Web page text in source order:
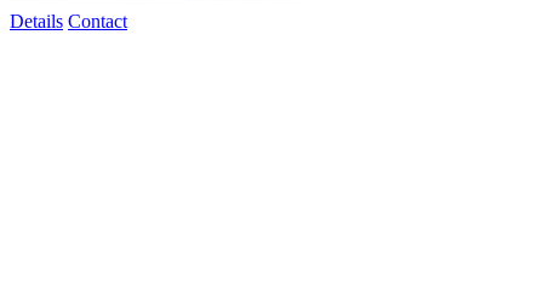
Details Contact